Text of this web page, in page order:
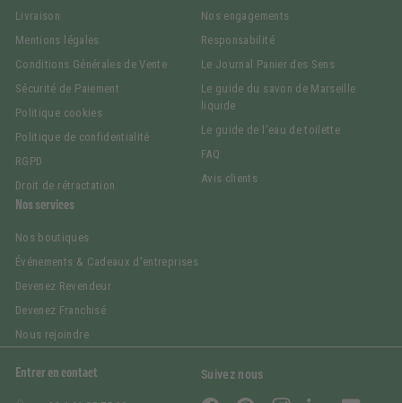
Livraison
Mentions légales
Conditions Générales de Vente
Sécurité de Paiement
Politique cookies
Politique de confidentialité
RGPD
Droit de rétractation
Nos engagements
Responsabilité
Le Journal Panier des Sens
Le guide du savon de Marseille
liquide
Le guide de l'eau de toilette
FAQ
Avis clients
Nos services
Nos boutiques
Événements & Cadeaux d'entreprises
Devenez Revendeur
Devenez Franchisé
Nous rejoindre
Entrer en contact Suivez nous